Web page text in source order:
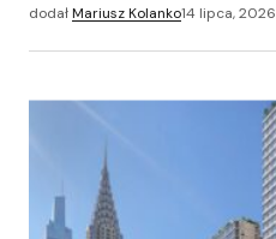
dodałMariusz Kolanko14 lipca, 2026